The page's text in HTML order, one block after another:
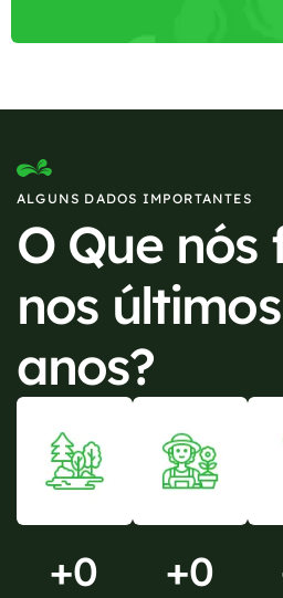
ALGUNS DADOS IMPORTANTES
O Que nós
nos
anos?
+0 +0